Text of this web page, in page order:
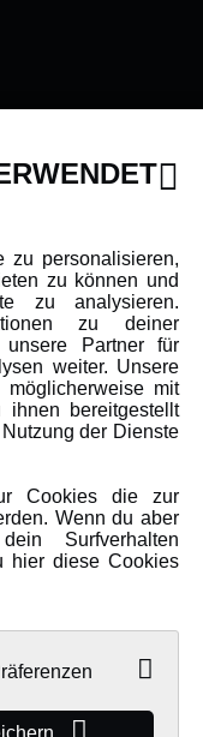
zu personalisieren,
zu können und
zu analysieren.
zu deiner
Partner für
weiter. Unsere
möglicherweise mit
bereitgestellt
der Dienste
Cookies die zur
Wenn du aber
Surfverhalten
hier diese Cookies